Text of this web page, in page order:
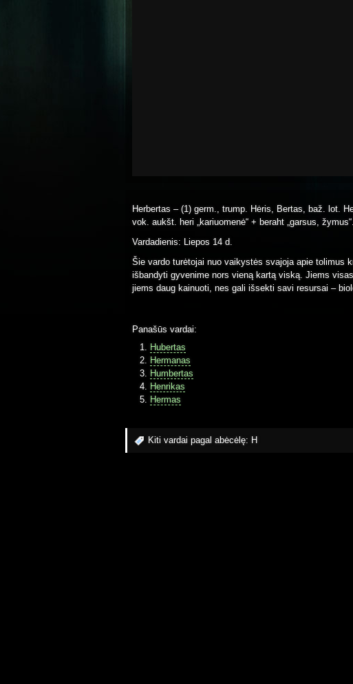
Herbertas – (1) germ., trump. Hėris, Bertas, baž. lot.
vok. aukšt. heri „kariuomenė“ + beraht „garsus, žymus“.
Vardadienis: Liepos 14 d.
Šie vardo turėtojai nuo vaikystės svajoja apie tolimus
išbandyti gyvenime nors vieną kartą viską. Jiems
jiems daug kainuoti, nes gali išsekti savi resursai –
Panašūs vardai:
Hubertas
Hermanas
Humbertas
Henrikas
Hermas
Kiti vardai pagal abėcėlę: H